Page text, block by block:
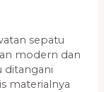
sepatu
modern dan
ditangani
materialnya